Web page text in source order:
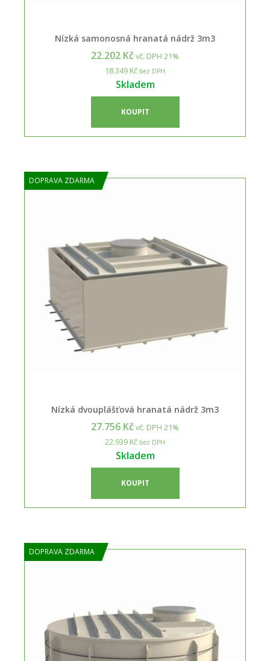
Nízká samonosná hranatá nádrž 3m3
22.202 Kčvč. DPH 21%
18.349 Kč bez DPH
Skladem
KOUPIT
DOPRAVA ZDARMA
Nízká dvouplášťová hranatá nádrž 3m3
27.756 Kčvč. DPH 21%
22.939 Kč bez DPH
Skladem
KOUPIT
DOPRAVA ZDARMA